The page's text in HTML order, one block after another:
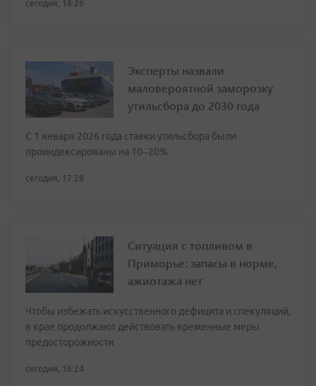
сегодня, 18:26
Эксперты назвали
маловероятной заморозку
утильсбора до 2030 года
С 1 января 2026 года ставки утильсбора были
проиндексированы на 10–20%
сегодня, 17:28
Ситуация с топливом в
Приморье: запасы в норме,
ажиотажа нет
Чтобы избежать искусственного дефицита и спекуляций,
в крае продолжают действовать временные меры
предосторожности
сегодня, 16:24